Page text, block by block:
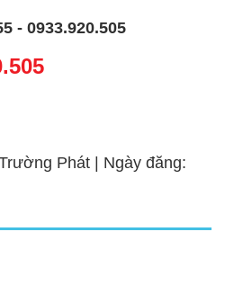
- 0933.920.505
Phát | Ngày đăng: